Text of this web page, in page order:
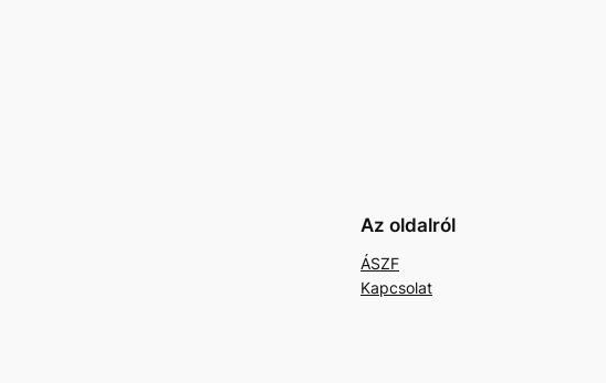
Az oldalról
ÁSZF
Kapcsolat